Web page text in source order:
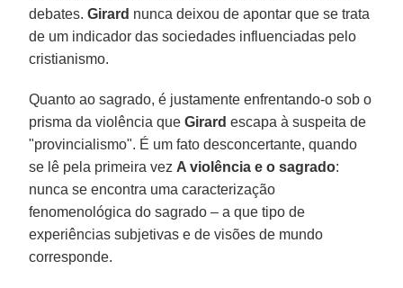
debates.Girard nunca deixou de apontar que se trata
de um indicador das sociedades influenciadas pelo
cristianismo.
Quanto ao sagrado, é justamente enfrentando-o sob o
prisma da violência queGirard escapa à suspeita de
"provincialismo". É um fato desconcertante, quando
se lê pela primeira vez A violência e o sagrado:
nunca se encontra uma caracterização
fenomenológica do sagrado – a que tipo de
experiências subjetivas e de visões de mundo
corresponde.